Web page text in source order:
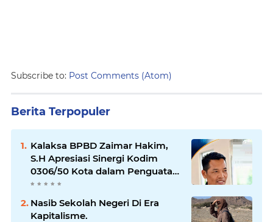
Subscribe to: Post Comments (Atom)
Berita Terpopuler
Kalaksa BPBD Zaimar Hakim,
S.H Apresiasi Sinergi Kodim
0306/50 Kota dalam Penguatan
Mitigasi dan Penanganan
Nasib Sekolah Negeri Di Era
Kapitalisme.